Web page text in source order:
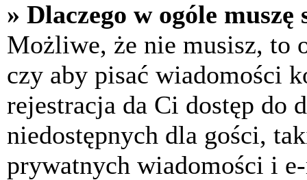
» Dlaczego w ogóle
Możliwe, że nie musisz, to
czy aby pisać wiadomości
rejestracja da Ci dostęp do
niedostępnych dla gości,
prywatnych wiadomości i